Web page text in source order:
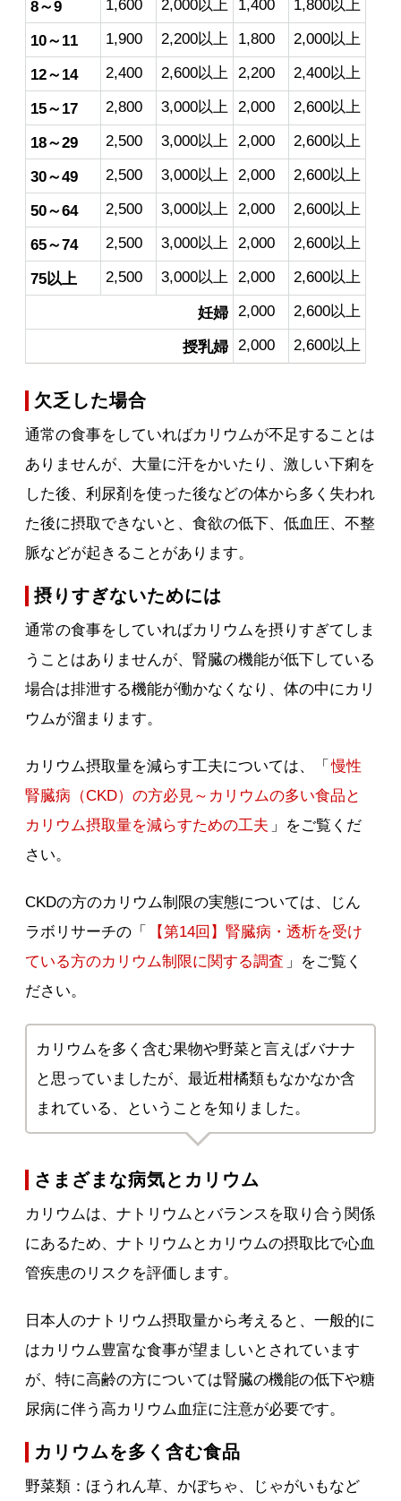
8～9 1,600 2,000以上 1,400 1,800以上
10～11 1,900 2,200以上 1,800 2,000以上
12～14 2,400 2,600以上 2,200 2,400以上
15～17 2,800 3,000以上 2,000 2,600以上
18～29 2,500 3,000以上 2,000 2,600以上
30～49 2,500 3,000以上 2,000 2,600以上
50～64 2,500 3,000以上 2,000 2,600以上
65～74 2,500 3,000以上 2,000 2,600以上
75以上 2,500 3,000以上 2,000 2,600以上
妊婦 2,000 2,600以上
授乳婦 2,000 2,600以上
欠乏した場合
通常の食事をしていればカリウムが不足することは
ありませんが、大量に汗をかいたり、激しい下痢を
した後、利尿剤を使った後などの体から多く失われ
た後に摂取できないと、食欲の低下、低血圧、不整
脈などが起きることがあります。
摂りすぎないためには
通常の食事をしていればカリウムを摂りすぎてしま
うことはありませんが、腎臓の機能が低下している
場合は排泄する機能が働かなくなり、体の中にカリ
ウムが溜まります。
カリウム摂取量を減らす工夫については、「 慢性
腎臓病（CKD）の方必見～カリウムの多い食品と
カリウム摂取量を減らすための工夫 」をご覧くだ
さい。
CKDの方のカリウム制限の実態については、じん
ラボリサーチの「
【第14回】腎臓病・透析を受け
ている方のカリウム制限に関する調査 」をご覧く
ださい。
カリウムを多く含む果物や野菜と言えばバナナ
と思っていましたが、最近柑橘類もなかなか含
まれている、ということを知りました。
さまざまな病気とカリウム
カリウムは、ナトリウムとバランスを取り合う関係
にあるため、ナトリウムとカリウムの摂取比で心血
管疾患のリスクを評価します。
日本人のナトリウム摂取量から考えると、一般的に
はカリウム豊富な食事が望ましいとされています
が、特に高齢の方については腎臓の機能の低下や糖
尿病に伴う高カリウム血症に注意が必要です。
カリウムを多く含む食品
野菜類：ほうれん草、かぼちゃ、じゃがいもなど